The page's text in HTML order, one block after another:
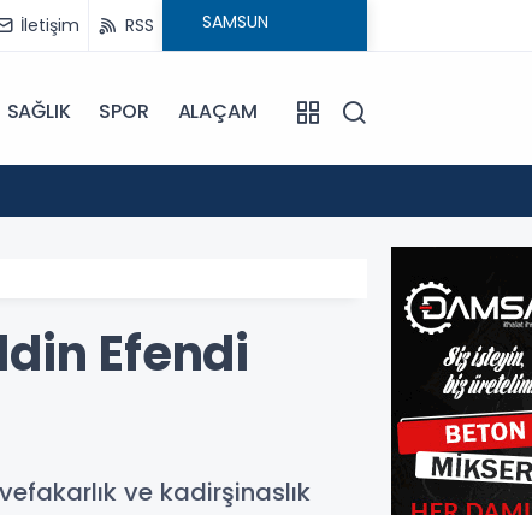
İletişim RSS
SAĞLIK SPOR ALAÇAM
Efendi
ve kadirşinaslık